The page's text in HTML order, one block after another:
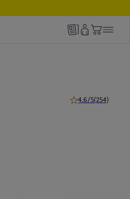
4.6/5(254)